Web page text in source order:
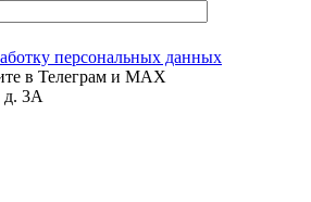
персональных данных
в Телеграм и MAX
д. 3А